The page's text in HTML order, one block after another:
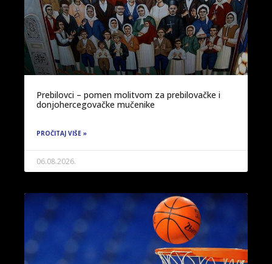
Prebilovci – pomen molitvom za prebilovačke i
donjohercegovačke mučenike
PROČITAJ VIŠE »
06.08.2026.